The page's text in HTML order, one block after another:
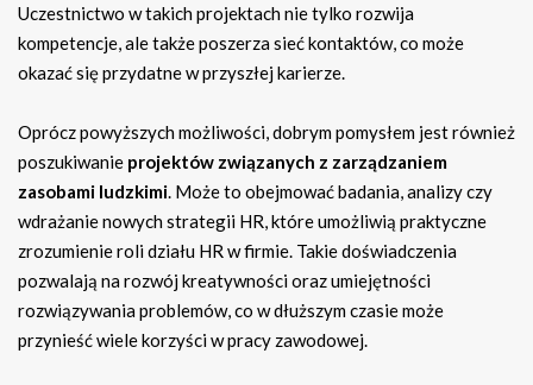
Uczestnictwo w takich projektach nie tylko rozwija
kompetencje, ale także poszerza sieć kontaktów, co może
okazać się przydatne w przyszłej karierze.
Oprócz powyższych możliwości, dobrym pomysłem jest również
poszukiwanie projektów związanych z zarządzaniem
zasobami ludzkimi. Może to obejmować badania, analizy czy
wdrażanie nowych strategii HR, które umożliwią praktyczne
zrozumienie roli działu HR w firmie. Takie doświadczenia
pozwalają na rozwój kreatywności oraz umiejętności
rozwiązywania problemów, co w dłuższym czasie może
przynieść wiele korzyści w pracy zawodowej.